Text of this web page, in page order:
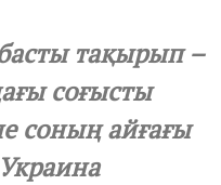
тақырып –
соғысты
соның айғағы